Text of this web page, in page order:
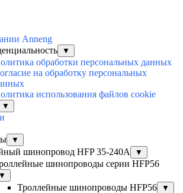
Anneng
▼
обработки персональных данных
на обработку персональных
использования файлов cookie
▼
▼
шинопровод HFP 35-240А ▼
шинопроводы серии HFP56
▼
Троллейные шинопроводы HFP56 ▼